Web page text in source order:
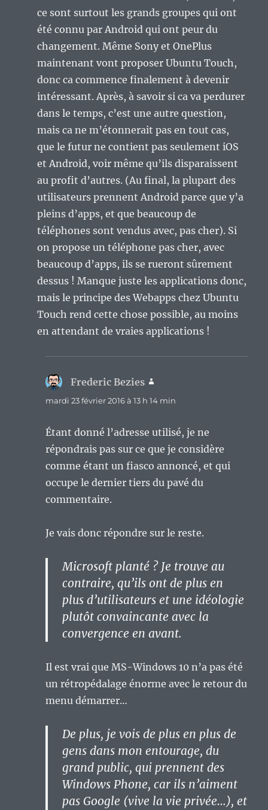
ce sont surtout les grands groupes qui ont
été connu par Android qui ont peur du
changement. Même Sony et OnePlus
maintenant vont proposer Ubuntu Touch,
donc ca commence finalement à devenir
intéressant. Après, à savoir si ca va perdurer
dans le temps, c’est une autre question,
mais ca ne m’étonnerait pas en tout cas,
que le futur ne contient pas seulement iOS
et Android, voir même qu’ils disparaissent
au profit d’autres. (Au final, la plupart des
utilisateurs prennent Android parce que y’a
pleins d’apps, et que beaucoup de
téléphones sont vendus avec, pas cher). Si
on propose un téléphone pas cher, avec
beaucoup d’apps, ils se rueront sûrement
dessus ! Manque juste les applications donc,
mais le principe des Webapps chez Ubuntu
Touch rend cette chose possible, au moins
en attendant de vraies applications !
Frederic Bezies
mardi 23 février 2016 à 13 h 14 min
Étant donné l’adresse utilisé, je ne
répondrais pas sur ce que je considère
comme étant un fiasco annoncé, et qui
occupe le dernier tiers du pavé du
commentaire.
Je vais donc répondre sur le reste.
Microsoft planté ? Je trouve au
contraire, qu’ils ont de plus en
plus d’utilisateurs et une idéologie
plutôt convaincante avec la
convergence en avant.
Il est vrai que MS-Windows 10 n’a pas été
un rétropédalage énorme avec le retour du
menu démarrer…
De plus, je vois de plus en plus de
gens dans mon entourage, du
grand public, qui prennent des
Windows Phone, car ils n’aiment
pas Google (vive la vie privée…), et